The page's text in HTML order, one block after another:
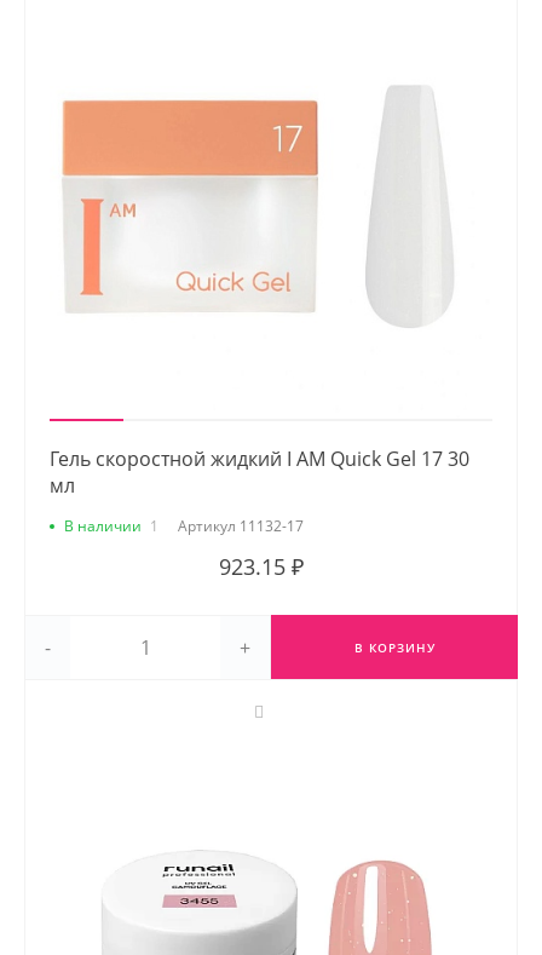
Гель скоростной жидкий I AM Quick Gel 17 30
мл
В наличии 1 Артикул 11132-17
923.15 ₽
- + В КОРЗИНУ